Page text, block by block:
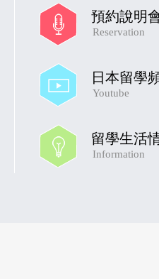
預約說明
Reservation
日本留學
Youtube
留學生活
Information